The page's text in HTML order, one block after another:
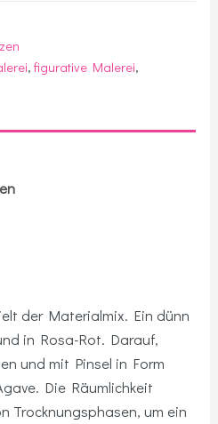
,figurative Malerei,
der Materialmix. Ein dünn
in Rosa-Rot. Darauf,
und mit Pinsel in Form
Die Räumlichkeit
Trocknungsphasen, um ein